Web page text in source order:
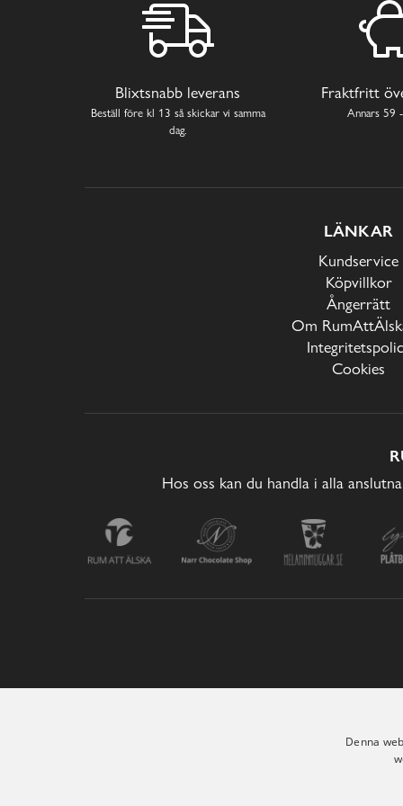
Blixtsnabb leverans
Beställ före kl 13 så skickar vi samma
dag.
Fraktfritt
Annars 59
LÄNKAR
Kundservice
Köpvillkor
Ångerrätt
Om
Cookies
Hos oss kan du handla i alla
Denna